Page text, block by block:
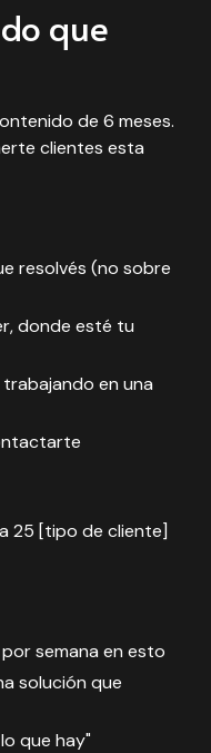
que
de 6 meses.
clientes esta
resolvés (no sobre
donde esté tu
en una
25 [tipo de cliente]
semana en esto
solución que
que hay"